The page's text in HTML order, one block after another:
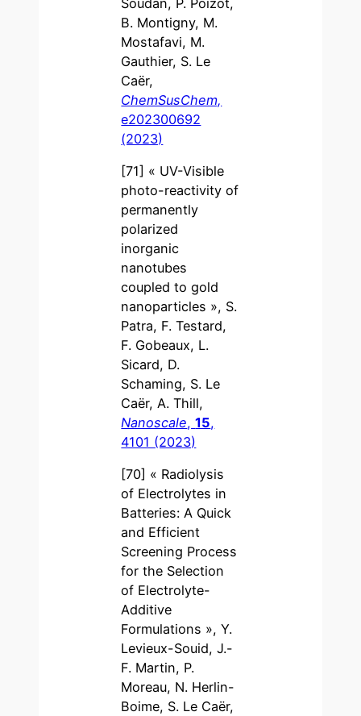
B. Montigny, M.
Mostafavi, M.
Gauthier, S. Le
Caër,
ChemSusChem,
e202300692
(2023)
[71] « UV-Visible
photo-reactivity of
permanently
polarized
inorganic
nanotubes
coupled to gold
nanoparticles », S.
Patra, F. Testard,
F. Gobeaux, L.
Sicard, D.
Schaming, S. Le
Caër, A. Thill,
Nanoscale,15,
4101 (2023)
[70] « Radiolysis
of Electrolytes in
Batteries: A Quick
and Efficient
Screening Process
for the Selection
of Electrolyte-
Additive
Formulations », Y.
Levieux-Souid, J.-
F. Martin, P.
Moreau, N. Herlin-
Boime, S. Le Caër,